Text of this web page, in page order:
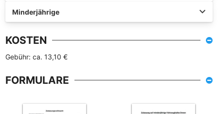
Minderjährige
KOSTEN
Gebühr: ca. 13,10 €
FORMULARE